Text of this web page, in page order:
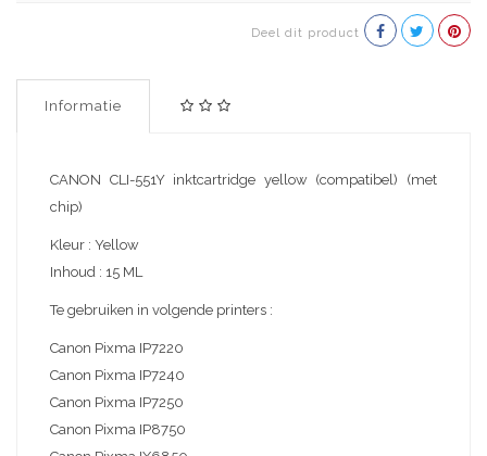
Deel dit product
Informatie
CANON CLI-551Y inktcartridge yellow (compatibel) (met
chip)
Kleur : Yellow
Inhoud : 15 ML
Te gebruiken in volgende printers :
Canon Pixma IP7220
Canon Pixma IP7240
Canon Pixma IP7250
Canon Pixma IP8750